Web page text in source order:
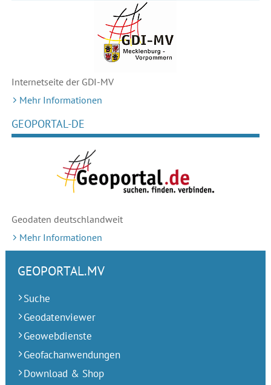
Internetseite der GDI-MV
Mehr Informationen
GEOPORTAL-DE
Geodaten deutschlandweit
Mehr Informationen
GEOPORTAL.MV
Suche
Geodatenviewer
Geowebdienste
Geofachanwendungen
Download & Shop